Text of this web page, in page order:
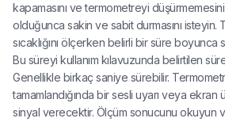
kapamasını ve termometreyi
olduğunca sakin ve sabit durmasını isteyin.
sıcaklığını ölçerken belirli bir süre boyunca
Bu süreyi kullanım kılavuzunda belirtilen
Genellikle birkaç saniye sürebilir.
tamamlandığında bir sesli uyarı veya
sinyal verecektir. Ölçüm sonucunu okuyun